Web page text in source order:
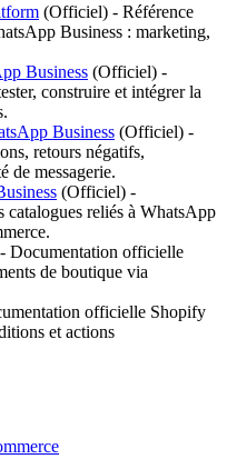
(Officiel) - Référence
Business : marketing,
Business (Officiel) -
construire et intégrer la
Business (Officiel) -
retours négatifs,
de messagerie.
(Officiel) -
reliés à WhatsApp
Documentation officielle
de boutique via
officielle Shopify
et actions